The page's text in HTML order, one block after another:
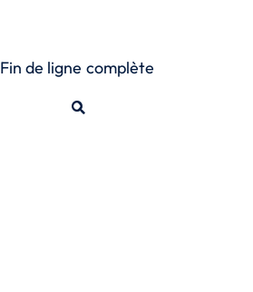
Fin de ligne complète